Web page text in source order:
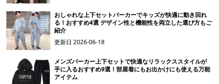
おしゃれな上下セットパーカーでキッズが快適に動き回れ
る！おすすめ4選 デザイン性と機能性を両立した選び方もご
紹介
更新日2026-06-18
メンズパーカー上下セットで快適なリラックススタイルが
手に入るおすすめ9選！部屋着にもお出かけにも使える万能
アイテム